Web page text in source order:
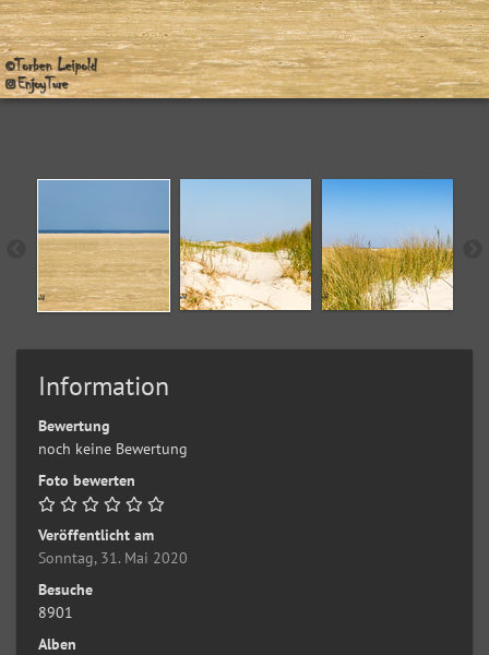
Information
Bewertung
noch keine Bewertung
Foto bewerten
Veröffentlicht am
Sonntag, 31. Mai 2020
Besuche
8901
Alben